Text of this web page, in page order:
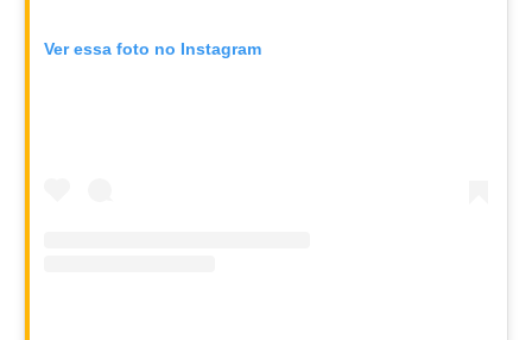
Ver essa foto no Instagram